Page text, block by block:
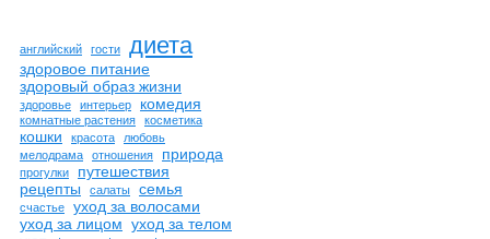
английский гости диета
здоровое питание
здоровый образ жизни
здоровье интерьер комедия
комнатные растения косметика
кошки красота
любовь
мелодрама
отношения природа
прогулки
путешествия
рецепты
салаты семья
счастье
уход за волосами
уход за лицом уход за телом